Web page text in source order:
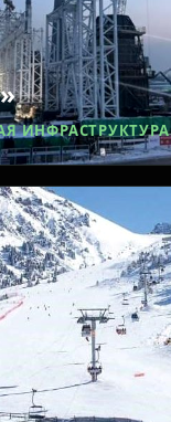
ИНФРАСТРУКТУРА